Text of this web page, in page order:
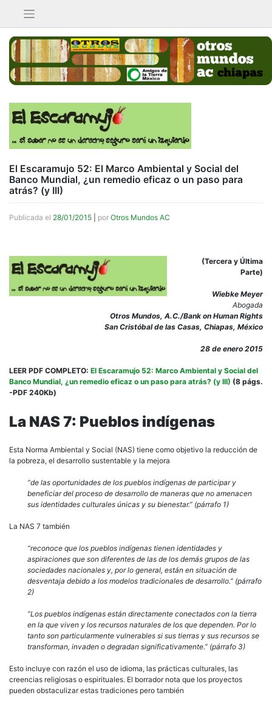
contenido
El Escaramujo 52: El Marco Ambiental y Social del
Banco Mundial, ¿un remedio eficaz o un paso para
atrás? (y III)
Publicada el 28/01/2015 por Otros Mundos AC
(Tercera y Última
Parte)
Wiebke Meyer
Abogada
Otros Mundos, A.C./Bank on Human Rights
San Cristóbal de las Casas, Chiapas, México
28 de enero 2015
LEER PDF COMPLETO: El Escaramujo 52: Marco Ambiental y Social del
Banco Mundial, ¿un remedio eficaz o un paso para atrás? (y III) (8 págs.
-PDF 240Kb)
La NAS 7: Pueblos indígenas
Esta Norma Ambiental y Social (NAS) tiene como objetivo la reducción de
la pobreza, el desarrollo sustentable y la mejora
“de las oportunidades de los pueblos indígenas de participar y
beneficiar del proceso de desarrollo de maneras que no amenacen
sus identidades culturales únicas y su bienestar.” (párrafo 1)
La NAS 7 también
“reconoce que los pueblos indígenas tienen identidades y
aspiraciones que son diferentes de las de los demás grupos de las
sociedades nacionales y, por lo general, están en situación de
desventaja debido a los modelos tradicionales de desarrollo.” (párrafo
2)
“Los pueblos indígenas están directamente conectados con la tierra
en la que viven y los recursos naturales de los que dependen. Por lo
tanto son particularmente vulnerables si sus tierras y sus recursos se
transforman, invaden o degradan significativamente.” (párrafo 3)
Esto incluye con razón el uso de idioma, las prácticas culturales, las
creencias religiosas o espirituales. El borrador nota que los proyectos
pueden obstaculizar estas tradiciones pero también